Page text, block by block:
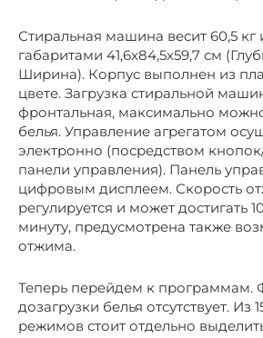
Стиральная машина весит 60,5 кг
габаритами 41,6х84,5х59,7 см
Ширина). Корпус выполнен из
цвете. Загрузка стиральной
фронтальная, максимально можно
белья. Управление агрегатом
электронно (посредством
панели управления). Панель
цифровым дисплеем. Скорость
регулируется и может достигать
минуту, предусмотрена также
отжима.
Теперь перейдем к программам.
дозагрузки белья отсутствует. Из
режимов стоит отдельно